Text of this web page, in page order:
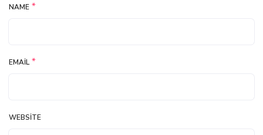
NAME *
EMAIL *
WEBSITE